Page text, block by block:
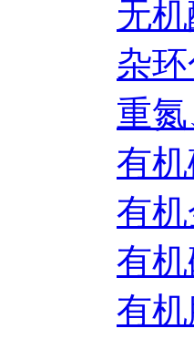
无
杂
重
有
有
有
有